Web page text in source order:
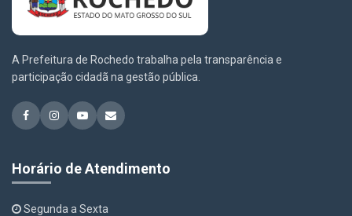
A Prefeitura de Rochedo trabalha pela transparência e
participação cidadã na gestão pública.
Horário de Atendimento
Segunda a Sexta